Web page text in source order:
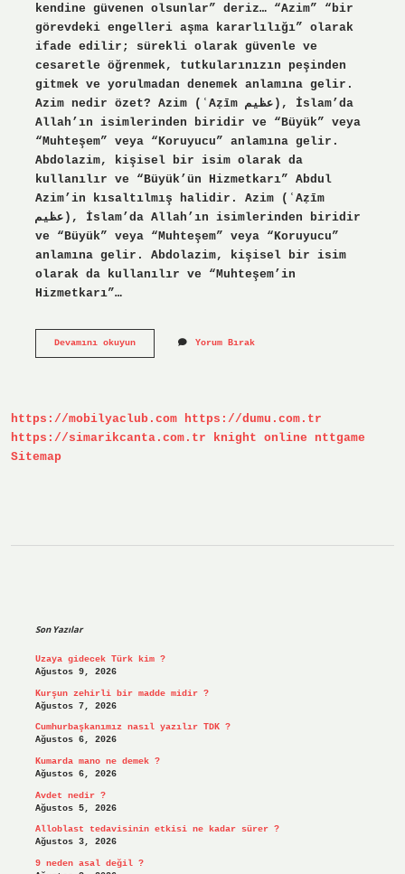
kendine güvenen olsunlar” deriz… “Azim” “bir
görevdeki engelleri aşma kararlılığı” olarak
ifade edilir; sürekli olarak güvenle ve
cesaretle öğrenmek, tutkularınızın peşinden
gitmek ve yorulmadan denemek anlamına gelir.
Azim nedir özet? Azim (ʿAẓīm عظيم), İslam’da
Allah’ın isimlerinden biridir ve “Büyük” veya
“Muhteşem” veya “Koruyucu” anlamına gelir.
Abdolazim, kişisel bir isim olarak da
kullanılır ve “Büyük’ün Hizmetkarı” Abdul
Azim’in kısaltılmış halidir. Azim (ʿAẓīm
عظيم), İslam’da Allah’ın isimlerinden biridir
ve “Büyük” veya “Muhteşem” veya “Koruyucu”
anlamına gelir. Abdolazim, kişisel bir isim
olarak da kullanılır ve “Muhteşem’in
Hizmetkarı”…
Devamını okuyunAzim
Yorum Bırak
https://mobilyaclub.com https://dumu.com.tr
https://simarikcanta.com.tr
knight online
nttgame
Sitemap
Son Yazılar
Uzaya gidecek Türk kim ?
Ağustos 9, 2026
Kurşun zehirli bir madde midir ?
Ağustos 7, 2026
Cumhurbaşkanımız nasıl yazılır TDK ?
Ağustos 6, 2026
Kumarda mano ne demek ?
Ağustos 6, 2026
Avdet nedir ?
Ağustos 5, 2026
Alloblast tedavisinin etkisi ne kadar sürer ?
Ağustos 3, 2026
9 neden asal değil ?